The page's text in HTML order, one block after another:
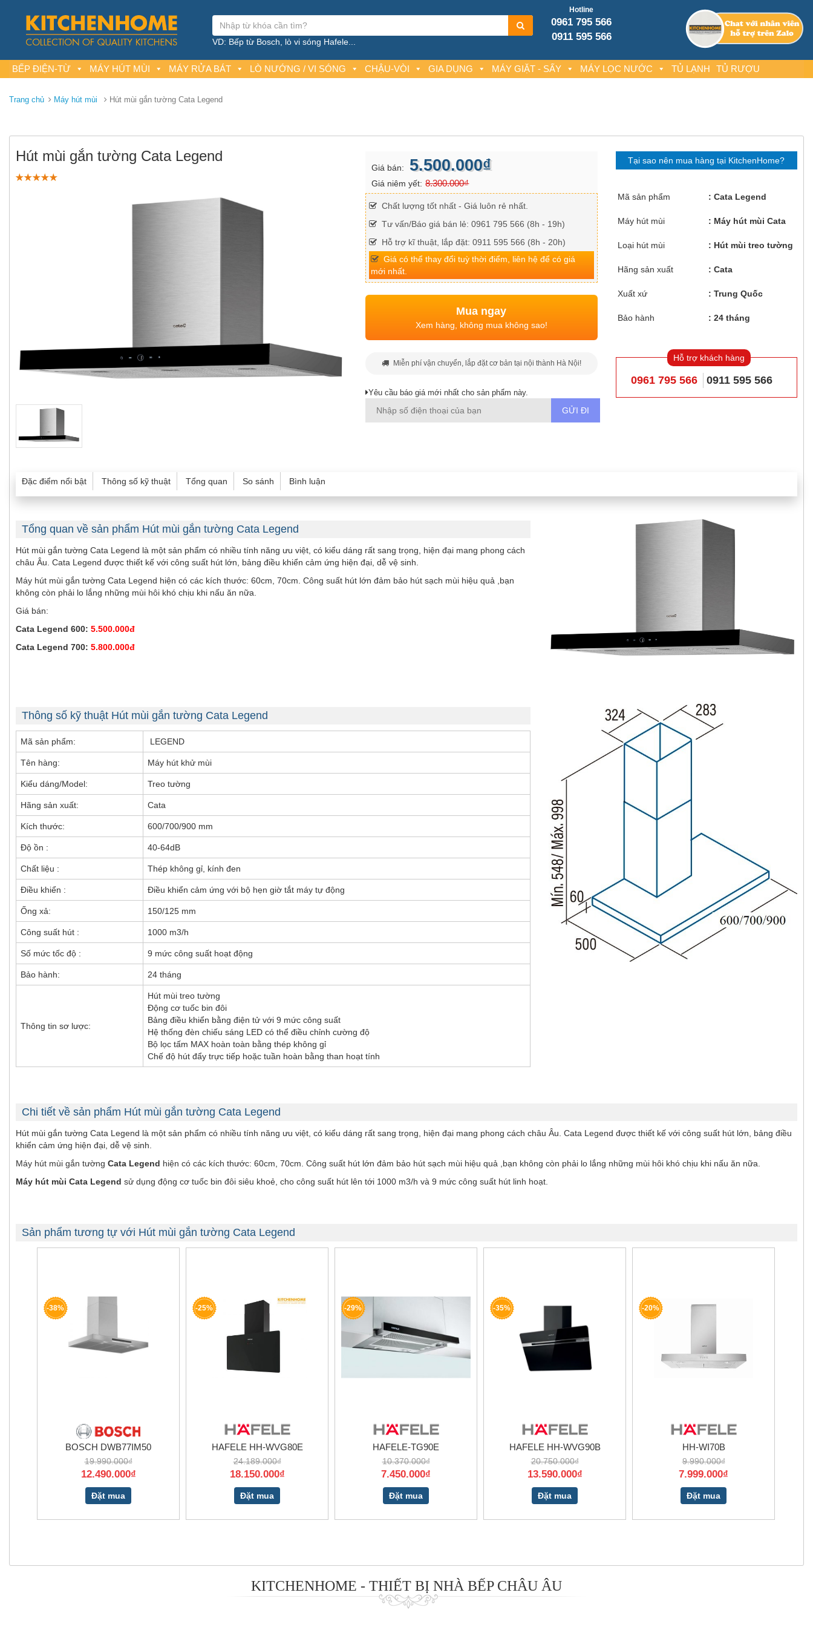
Hotline
0961 795 566
0911 595 566
VD: Bếp từ Bosch, lò vi sóng Hafele...
BẾP ĐIỆN-TỪ MÁY HÚT MÙI MÁY RỬA BÁT LÒ NƯỚNG / VI SÓNG CHẬU-VÒI GIA DỤNG MÁY GIẶT - SẤY MÁY LỌC NƯỚC TỦ LẠNH TỦ RƯỢU
Trang chủ Máy hút mùi Hút mùi gắn tường Cata Legend
Hút mùi gắn tường Cata Legend
Giá bán: 5.500.000₫
Giá niêm yết: 8.300.000₫
Chất lượng tốt nhất - Giá luôn rẻ nhất.
Tư vấn/Báo giá bán lẻ: 0961 795 566 (8h - 19h)
Hỗ trợ kĩ thuật, lắp đặt: 0911 595 566 (8h - 20h)
Giá có thể thay đổi tuỳ thời điểm, liên hệ để có giá
mới nhất.
Mua ngay
Xem hàng, không mua không sao!
Miễn phí vận chuyển, lắp đặt cơ bản tại nội thành Hà Nội!
Yêu cầu báo giá mới nhất cho sản phẩm này.
Tại sao nên mua hàng tại KitchenHome?
Mã sản phẩm Cata Legend
Máy hút mùi Máy hút mùi Cata
Loại hút mùi Hút mùi treo tường
Hãng sản xuất Cata
Xuất xứ Trung Quốc
Bảo hành 24 tháng
Hỗ trợ khách hàng
0961 795 566 0911 595 566
Đặc điểm nổi bật Thông số kỹ thuật Tổng quan So sánh Bình luận
Tổng quan về sản phẩm Hút mùi gắn tường Cata Legend
Hút mùi gắn tường Cata Legend là một sản phẩm có nhiều tính năng ưu việt, có kiểu dáng rất sang trọng, hiện đại mang phong cách
châu Âu. Cata Legend được thiết kế với công suất hút lớn, bảng điều khiển cảm ứng hiện đại, dễ vệ sinh.
Máy hút mùi gắn tường Cata Legend hiện có các kích thước: 60cm, 70cm. Công suất hút lớn đảm bảo hút sạch mùi hiệu quả ,bạn
không còn phải lo lắng những mùi hôi khó chịu khi nấu ăn nữa.
Giá bán:
Cata Legend 600: 5.500.000đ
Cata Legend 700: 5.800.000đ
Thông số kỹ thuật Hút mùi gắn tường Cata Legend
Mã sản phẩm: LEGEND
Tên hàng: Máy hút khử mùi
Kiểu dáng/Model: Treo tường
Hãng sản xuất: Cata
Kích thước: 600/700/900 mm
Độ ồn : 40-64dB
Chất liệu : Thép không gỉ, kính đen
Điều khiển : Điều khiển cảm ứng với bộ hẹn giờ tắt máy tự động
Ống xả: 150/125 mm
Công suất hút : 1000 m3/h
Số mức tốc độ : 9 mức công suất hoạt động
Bảo hành: 24 tháng
Thông tin sơ lược:
Hút mùi treo tường
Động cơ tuốc bin đôi
Bảng điều khiển bằng điện tử với 9 mức công suất
Hệ thống đèn chiếu sáng LED có thể điều chỉnh cường độ
Bộ lọc tấm MAX hoàn toàn bằng thép không gỉ
Chế độ hút đẩy trực tiếp hoặc tuần hoàn bằng than hoạt tính
Chi tiết về sản phẩm Hút mùi gắn tường Cata Legend
Hút mùi gắn tường Cata Legend là một sản phẩm có nhiều tính năng ưu việt, có kiểu dáng rất sang trọng, hiện đại mang phong cách châu Âu. Cata Legend được thiết kế với công suất hút lớn, bảng điều
khiển cảm ứng hiện đại, dễ vệ sinh.
Máy hút mùi gắn tường Cata Legend hiện có các kích thước: 60cm, 70cm. Công suất hút lớn đảm bảo hút sạch mùi hiệu quả ,bạn không còn phải lo lắng những mùi hôi khó chịu khi nấu ăn nữa.
Máy hút mùi Cata Legend sử dụng động cơ tuốc bin đôi siêu khoẻ, cho công suất hút lên tới 1000 m3/h và 9 mức công suất hút linh hoạt.
Sản phẩm tương tự với Hút mùi gắn tường Cata Legend
-38%
BOSCH DWB77IM50
19.990.000₫
12.490.000₫
Đặt mua
-25%
HAFELE HH-WVG80E
24.189.000₫
18.150.000₫
Đặt mua
-29%
HAFELE-TG90E
10.370.000₫
7.450.000₫
Đặt mua
-35%
HAFELE HH-WVG90B
20.750.000₫
13.590.000₫
Đặt mua
-20%
HH-WI70B
9.990.000₫
7.999.000₫
Đặt mua
KITCHENHOME - THIẾT BỊ NHÀ BẾP CHÂU ÂU